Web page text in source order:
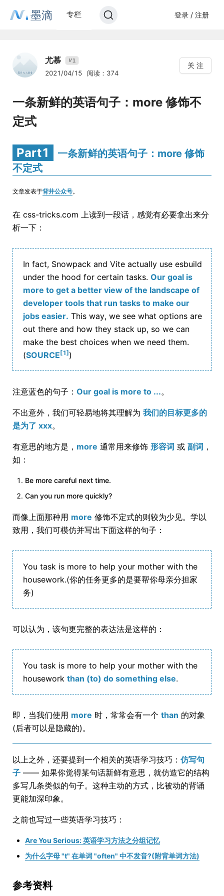
墨滴 专栏 登录 / 注册
尤慕 V1
2021/04/15 阅读：374
关 注
一条新鲜的英语句子：more 修饰不
定式
Part1
一条新鲜的英语句子：more 修饰
不定式
文章发表于背井公众号。
在 css-tricks.com 上读到一段话，感觉有必要拿出来分
析一下：
In fact, Snowpack and Vite actually use esbuild
under the hood for certain tasks. Our goal is
more to get a better view of the landscape of
developer tools that run tasks to make our
jobs easier. This way, we see what options are
out there and how they stack up, so we can
make the best choices when we need them.
(SOURCE[1])
注意蓝色的句子： Our goal is more to ...。
不出意外，我们可轻易地将其理解为 我们的目标更多的
是为了 xxx。
有意思的地方是， more 通常用来修饰 形容词 或 副词 ，
如：
Be more careful next time.
Can you run more quickly?
而像上面那种用 more 修饰不定式的则较为少见。学以
致用，我们可模仿并写出下面这样的句子：
You task is more to help your mother with the
housework.(你的任务更多的是要帮你母亲分担家
务)
可以认为，该句更完整的表达法是这样的：
You task is more to help your mother with the
housework than (to) do something else.
即，当我们使用 more 时，常常会有一个 than 的对象
(后者可以是隐藏的)。
以上之外，还要提到一个相关的英语学习技巧： 仿写句
子 —— 如果你觉得某句话新鲜有意思，就仿造它的结构
多写几条类似的句子。这种主动的方式，比被动的背诵
更能加深印象。
之前也写过一些英语学习技巧：
Are You Serious: 英语学习方法之分组记忆
为什么字母 "t" 在单词 "often" 中不发音?(附背单词方法)
参考资料